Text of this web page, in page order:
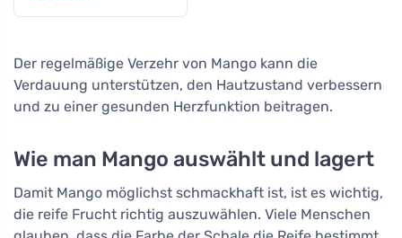
Der regelmäßige Verzehr von Mango kann die
Verdauung unterstützen, den Hautzustand verbessern
und zu einer gesunden Herzfunktion beitragen.
Wie man Mango auswählt und lagert
Damit Mango möglichst schmackhaft ist, ist es wichtig,
die reife Frucht richtig auszuwählen. Viele Menschen